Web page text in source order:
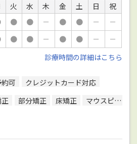
火 水 木 金 土 日
祝
● ● － ● ● －
－
● ● － ● ● －
－
診療時間の詳細はこちら
約可
クレジットカード対応
部分矯正 床矯正
マウスピース型装置を用いた矯正